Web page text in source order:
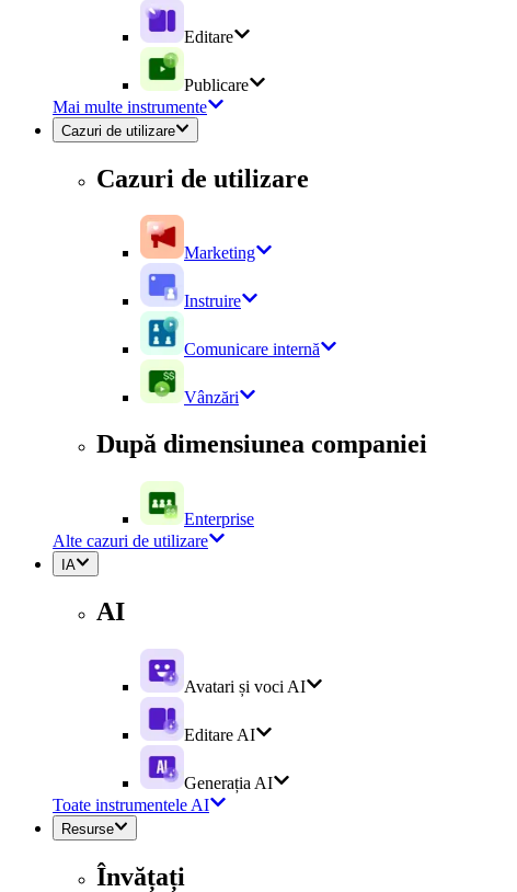
Editare
Publicare
Mai multe instrumente
Cazuri de utilizare
Cazuri de utilizare
Marketing
Instruire
Comunicare internă
Vânzări
După dimensiunea companiei
Enterprise
Alte cazuri de utilizare
IA
AI
Avatari și voci AI
Editare AI
Generația AI
Toate instrumentele AI
Resurse
Învățați